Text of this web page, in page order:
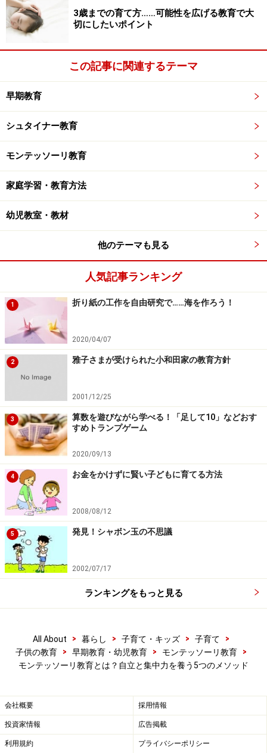
モンテッソーリ教育のメソッド2：感覚教育
モンテッソーリは、子どもは3歳から6歳の間に、視覚、
聴覚、触覚、臭覚、味覚の五感が著しく発達する特別な
時期があることに気付きました。感覚の発達は知的活動
の基礎となるので、モンテッソーリ教育の中でも特に重
要視されています。
【 教具 の例】
円柱さし……視覚・・大小、高低、太細などを識別
触覚板……触覚・・粗さ滑らかさなど識別
【MONTE Kids】モンテッソーリ教具 - シリンダー円
柱さし 家庭用 - Montessori モンテキッズ 教育を目的
とする教育用品 学習用品 本格教材 算数 モンテッソー
リ教具 - シリンダー 円柱さし 家庭用 -
Amazonで見る
モンテッソーリ教育のメソッド3：言語教育
コミュニケーション力は社会生活の基礎であり、また、
思考の道具である言語は人間にとってとても大切なもの
です。モンテッソーリ教育では、「話す」「書く」「読
【教具の例】
絵合わせカード……果物、動物、乗り物のようにテー
絵を描いたカードが2枚、バナナの絵が2枚というよ
うに同じ絵のカードが2枚ずつあり、一方は名前入
り、他方は名前なし。(2枚×6～7）そして「りんご」
「ばなな」と書かれた名前だけのカード（6～7枚）
3歳までの育て方……可能性を広げる教育で大
切にしたいポイント
この記事に関連するテーマ
早期教育
シュタイナー教育
モンテッソーリ教育
家庭学習・教育方法
幼児教室・教材
他のテーマも見る
人気記事ランキング
1 折り紙の工作を自由研究で……海を作ろう！
2020/04/07
2 雅子さまが受けられた小和田家の教育方針
2001/12/25
3
算数を遊びながら学べる！「足して10」などおす
すめトランプゲーム
2020/09/13
4 お金をかけずに賢い子どもに育てる方法
2008/08/12
5 発見！シャボン玉の不思議
2002/07/17
ランキングをもっと見る
All About > 暮らし > 子育て・キッズ > 子育て
>
子供の教育
> 早期教育・幼児教育 > モンテッソーリ教育
>
モンテッソーリ教育とは？自立と集中力を養う5つのメソッド
会社概要 採用情報
投資家情報 広告掲載
利用規約 プライバシーポリシー